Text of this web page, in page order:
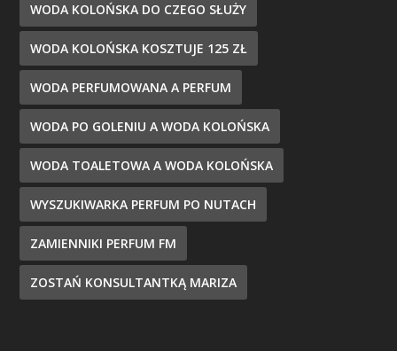
WODA KOLOŃSKA DO CZEGO SŁUŻY
WODA KOLOŃSKA KOSZTUJE 125 ZŁ
WODA PERFUMOWANA A PERFUM
WODA PO GOLENIU A WODA KOLOŃSKA
WODA TOALETOWA A WODA KOLOŃSKA
WYSZUKIWARKA PERFUM PO NUTACH
ZAMIENNIKI PERFUM FM
ZOSTAŃ KONSULTANTKĄ MARIZA